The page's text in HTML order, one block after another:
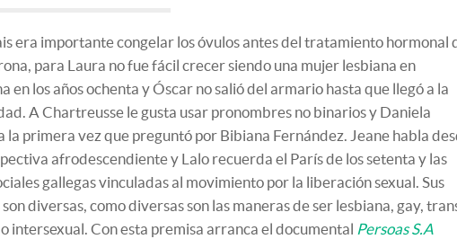
era importante congelar los óvulos antes del tratamiento hormonal
para Laura no fue fácil crecer siendo una mujer lesbiana en
en los años ochenta y Óscar no salió del armario hasta que llegó a la
A Chartreusse le gusta usar pronombres no binarios y Daniela
la primera vez que preguntó por Bibiana Fernández. Jeane habla
afrodescendiente y Lalo recuerda el París de los setenta y las
gallegas vinculadas al movimiento por la liberación sexual. Sus
diversas, como diversas son las maneras de ser lesbiana, gay,
intersexual. Con esta premisa arranca el documental Persoas S.A